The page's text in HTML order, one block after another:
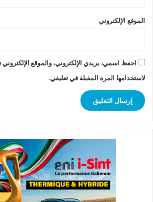
الموقع الإلكتروني
احفظ اسمي، بريدي الإلكتروني، والموقع
لاستخدامها المرة المقبلة في تعليقي.